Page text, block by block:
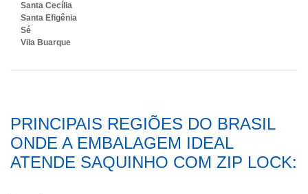
Santa Cecília
Santa Efigênia
Sé
Vila Buarque
PRINCIPAIS REGIÕES DO BRASIL
ONDE A EMBALAGEM IDEAL
ATENDE SAQUINHO COM ZIP LOCK: